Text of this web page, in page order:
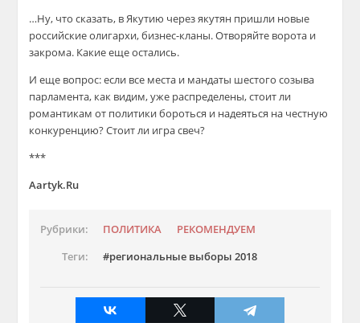
…Ну, что сказать, в Якутию через якутян пришли новые
российские олигархи, бизнес-кланы. Отворяйте ворота и
закрома. Какие еще остались.
И еще вопрос: если все места и мандаты шестого созыва
парламента, как видим, уже распределены, стоит ли
романтикам от политики бороться и надеяться на честную
конкуренцию? Стоит ли игра свеч?
***
Aartyk.Ru
Рубрики: ПОЛИТИКА
РЕКОМЕНДУЕМ
Теги:
региональные выборы 2018